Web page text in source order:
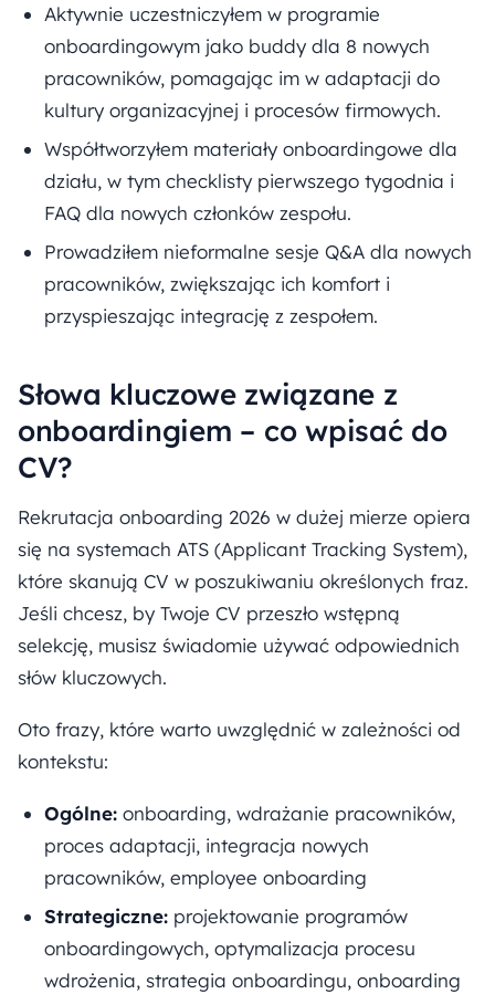
Aktywnie uczestniczyłem w programie
onboardingowym jako buddy dla 8 nowych
pracowników, pomagając im w adaptacji do
kultury organizacyjnej i procesów firmowych.
Współtworzyłem materiały onboardingowe dla
działu, w tym checklisty pierwszego tygodnia i
FAQ dla nowych członków zespołu.
Prowadziłem nieformalne sesje Q&A dla nowych
pracowników, zwiększając ich komfort i
przyspieszając integrację z zespołem.
Słowa kluczowe związane z
onboardingiem – co wpisać do
CV?
Rekrutacja onboarding 2026 w dużej mierze opiera
się na systemach ATS (Applicant Tracking System),
które skanują CV w poszukiwaniu określonych fraz.
Jeśli chcesz, by Twoje CV przeszło wstępną
selekcję, musisz świadomie używać odpowiednich
słów kluczowych.
Oto frazy, które warto uwzględnić w zależności od
kontekstu:
Ogólne: onboarding, wdrażanie pracowników,
proces adaptacji, integracja nowych
pracowników, employee onboarding
Strategiczne: projektowanie programów
onboardingowych, optymalizacja procesu
wdrożenia, strategia onboardingu, onboarding